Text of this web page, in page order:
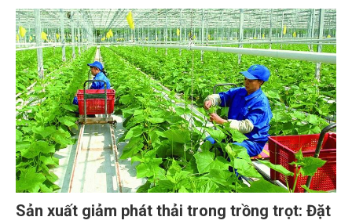
Sản xuất giảm phát thải trong trồng trọt: Đặt